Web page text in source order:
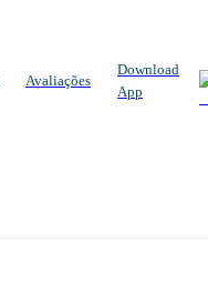
Avaliações
Download
App